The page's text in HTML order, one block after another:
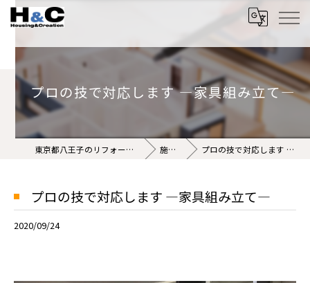
プロの技で対応します ―家具組み立て―
東京都八王子のリフォームなら株式会社H&C 施工事例 プロの技で対応します ―家具組み立て―
プロの技で対応します ―家具組み立て―
2020/09/24